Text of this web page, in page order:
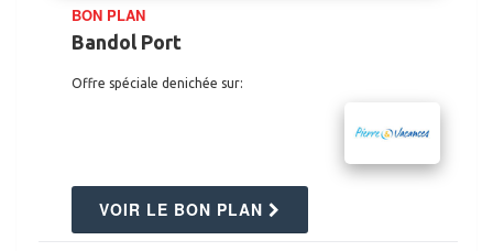
BON PLAN
Bandol Port
Offre spéciale denichée sur:
VOIR LE BON PLAN